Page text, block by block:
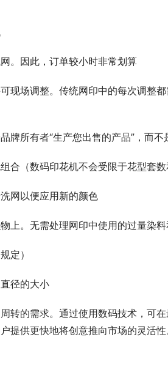
。因此，订单较小时非常划算
现场调整。传统网印中的每次调整
所有者“生产您出售的产品”，而不
合（数码印花机不会受限于花型套数
网以便应用新的颜色
上。无需处理网印中使用的过量染
定）
径的大小
转的需求。通过使用数码技术，可
提供更快地将创意推向市场的灵活性